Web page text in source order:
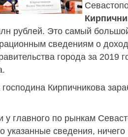
рублей. Это самый
сведениям о
города за 2019
Кирпичникова
у главного по рынкам
указанные сведения, ничего